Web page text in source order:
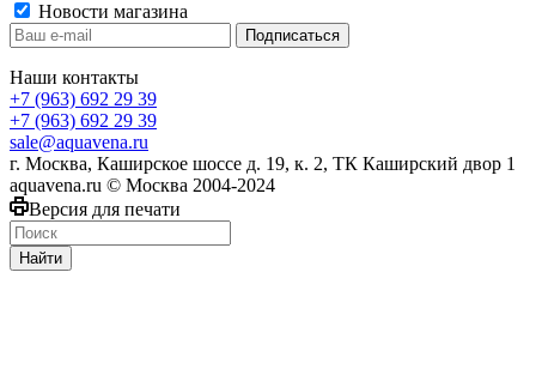
Новости магазина
Наши контакты
+7 (963) 692 29 39
+7 (963) 692 29 39
sale@aquavena.ru
г. Москва, Каширское шоссе д. 19, к. 2, ТК Каширский двор 1
aquavena.ru © Москва 2004-2024
Версия для печати
Найти